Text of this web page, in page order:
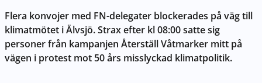
Flera konvojer med FN-delegater blockerades på väg till
klimatmötet i Älvsjö. Strax efter kl 08:00 satte sig
personer från kampanjen Återställ Våtmarker mitt på
vägen i protest mot 50 års misslyckad klimatpolitik.